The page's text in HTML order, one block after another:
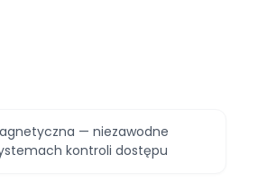
— niezawodne
kontroli dostępu